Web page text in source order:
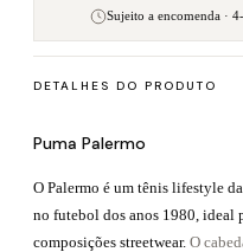
Sujeito a encomenda · 4-
DETALHES DO PRODUTO
Puma Palermo
O Palermo é um tênis lifestyle
no futebol dos anos 1980, ideal
composições streetwear. O